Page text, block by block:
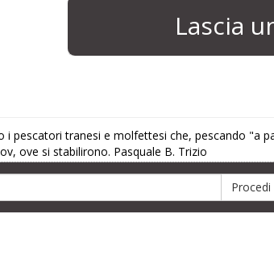
Lascia
pescatori tranesi e molfettesi che, pescando "a
ove si stabilirono. Pasquale B. Trizio